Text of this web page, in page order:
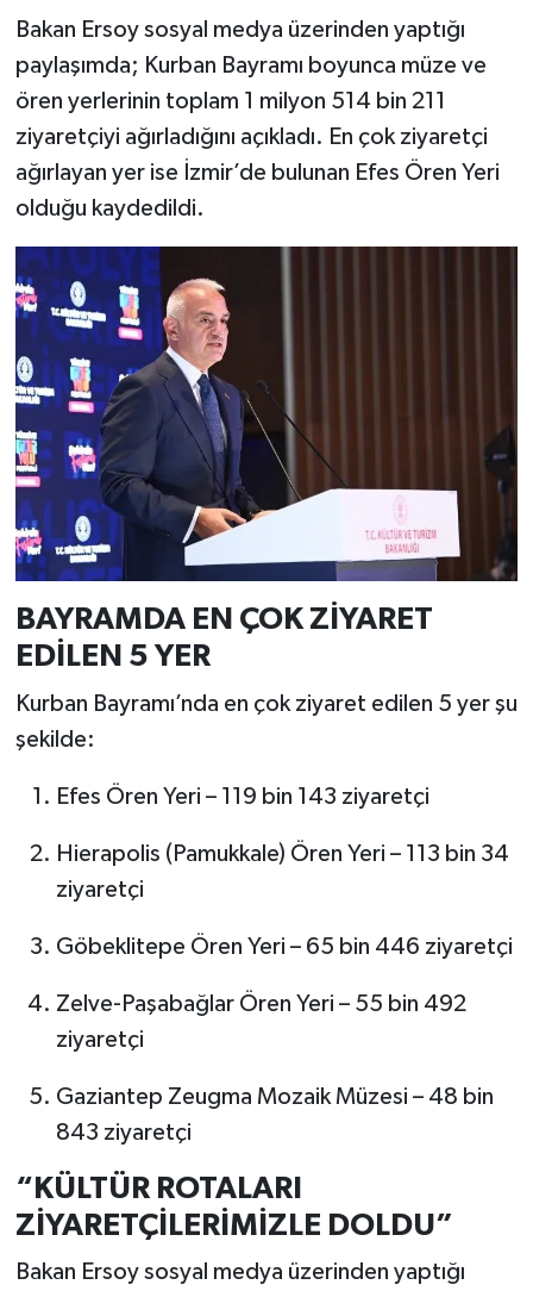
Bakan Ersoy sosyal medya üzerinden yaptığı
paylaşımda; Kurban Bayramı boyunca müze ve
ören yerlerinin toplam 1 milyon 514 bin 211
ziyaretçiyi ağırladığını açıkladı. En çok ziyaretçi
ağırlayan yer ise İzmir’de bulunan Efes Ören Yeri
olduğu kaydedildi.
BAYRAMDA EN ÇOK ZİYARET
EDİLEN 5 YER
Kurban Bayramı’nda en çok ziyaret edilen 5 yer şu
şekilde:
Efes Ören Yeri – 119 bin 143 ziyaretçi
Hierapolis (Pamukkale) Ören Yeri – 113 bin 34
ziyaretçi
Göbeklitepe Ören Yeri – 65 bin 446 ziyaretçi
Zelve-Paşabağlar Ören Yeri – 55 bin 492
ziyaretçi
Gaziantep Zeugma Mozaik Müzesi – 48 bin
843 ziyaretçi
“KÜLTÜR ROTALARI
ZİYARETÇİLERİMİZLE DOLDU”
Bakan Ersoy sosyal medya üzerinden yaptığı